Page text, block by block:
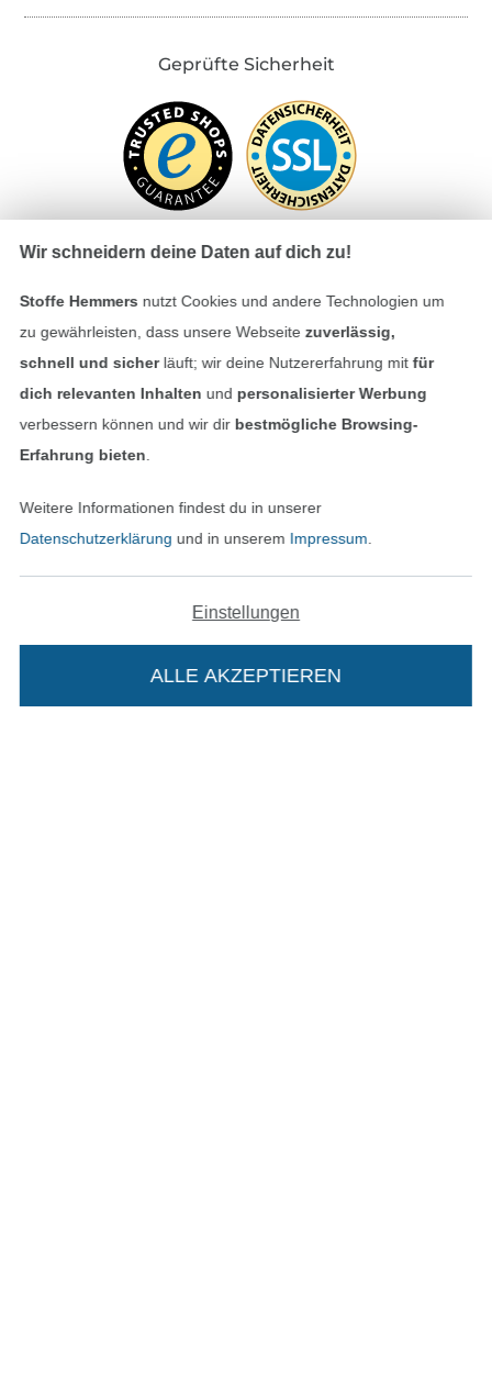
In deinen Warenkorb
Geprüfte Sicherheit
Bezahlen mit
Unsere Versandpartner
In den deutschen Shop wechseln (aktuell
Wir schneidern deine Daten auf dich zu!
Stoffe Hemmers nutzt Cookies und andere Technologien um
zu gewährleisten, dass unsere Webseite zuverlässig,
schnell und sicherläuft; wir deine Nutzererfahrung mitfür
dich relevanten Inhalten und personalisierter Werbung
verbessern können und wir dir bestmögliche Browsing-
Erfahrung bieten
Weitere Informationen findest du in unserer
Datenschutzerklärung und in unserem Impressum
Einstellungen
ALLE AKZEPTIEREN